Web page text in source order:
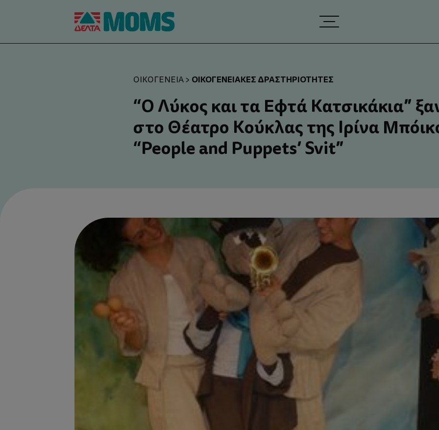
ΟΙΚΟΓΈΝΕΙΑ> ΟΙΚΟΓΕΝΕΙΑΚΈΣ ΔΡΑΣΤΗΡΙΌΤΗΤΕΣ
“Ο Λύκος και τα Εφτά Κατσικάκια”
στο Θέατρο Κούκλας της Ιρίνα
“People and Puppets’ Svit”